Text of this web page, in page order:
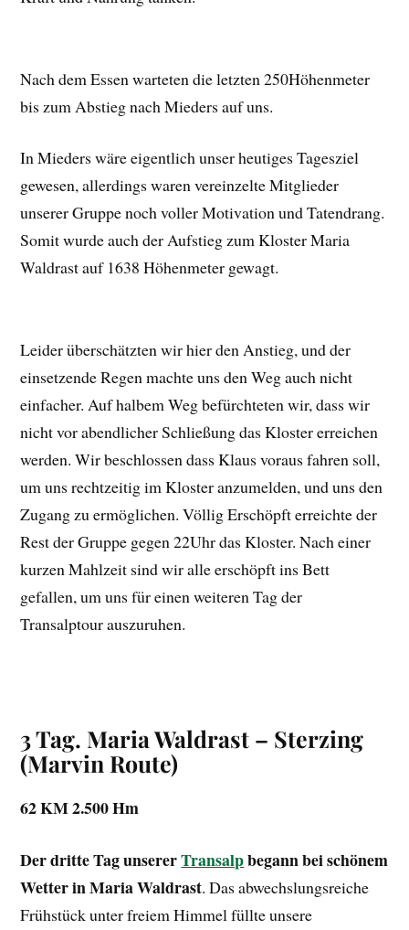
Nach dem Essen warteten die letzten 250Höhenmeter
bis zum Abstieg nach Mieders auf uns.
In Mieders wäre eigentlich unser heutiges Tagesziel
gewesen, allerdings waren vereinzelte Mitglieder
unserer Gruppe noch voller Motivation und Tatendrang.
Somit wurde auch der Aufstieg zum Kloster Maria
Waldrast auf 1638 Höhenmeter gewagt.
Leider überschätzten wir hier den Anstieg, und der
einsetzende Regen machte uns den Weg auch nicht
einfacher. Auf halbem Weg befürchteten wir, dass wir
nicht vor abendlicher Schließung das Kloster erreichen
werden. Wir beschlossen dass Klaus voraus fahren soll,
um uns rechtzeitig im Kloster anzumelden, und uns den
Zugang zu ermöglichen. Völlig Erschöpft erreichte der
Rest der Gruppe gegen 22Uhr das Kloster. Nach einer
kurzen Mahlzeit sind wir alle erschöpft ins Bett
gefallen, um uns für einen weiteren Tag der
Transalptour auszuruhen.
3 Tag. Maria Waldrast – Sterzing
(Marvin Route)
62 KM 2.500 Hm
Der dritte Tag unsererTransalpbegann bei schönem
Wetter in Maria Waldrast. Das abwechslungsreiche
Frühstück unter freiem Himmel füllte unsere